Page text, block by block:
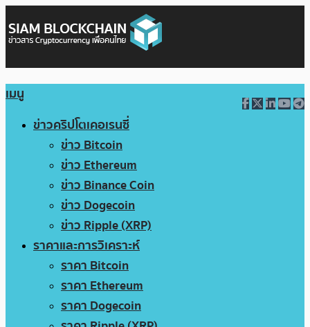
เมนู
ข่าวคริปโตเคอเรนซี่
ข่าว Bitcoin
ข่าว Ethereum
ข่าว Binance Coin
ข่าว Dogecoin
ข่าว Ripple (XRP)
ราคาและการวิเคราะห์
ราคา Bitcoin
ราคา Ethereum
ราคา Dogecoin